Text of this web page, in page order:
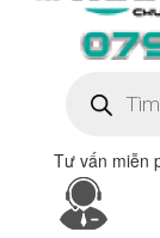
kiếm
sản
Tư vấn miễn